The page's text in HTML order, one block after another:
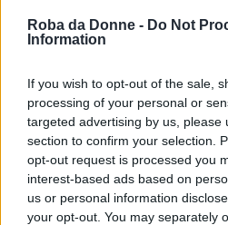
Roba da Donne - Do Not
Information
If you wish to opt-out of the sale,
processing of your personal or
targeted advertising by us, please
section to confirm your selection.
opt-out request is processed you
interest-based ads based on
us or personal information
your opt-out. You may separately
evaporata, spegnete il
Rimettetela in pentola e
pomodoro e fate cuocere
fiamma bassa, quindi
Nel frattempo cuocete le
abbondante acqua salata,